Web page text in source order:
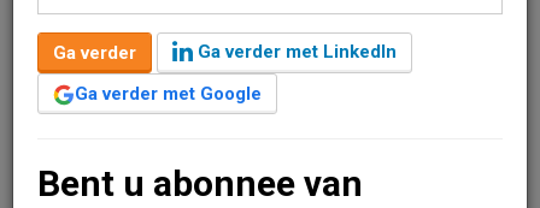
28 augustus 2013 om 10:57 3 minuten leestijd
Van de vier grote steden in de Randstad heeft Amsterdam de
sterkste kantorenmarkt. Den Haag ziet een herstel van de vraag
willen naar Rotterdam verhuizen. Dit blijkt uit cijfers van NVM
Business in het zojuist verschenen rapport Kantorenmarkt
Ga verder
Ga verder met LinkedIn
Ga verder met Google
Bent u abonnee van